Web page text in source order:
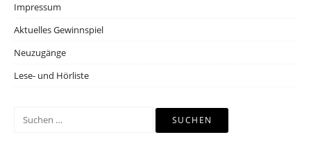
Impressum
Aktuelles Gewinnspiel
Neuzugänge
Lese- und Hörliste
Suchen